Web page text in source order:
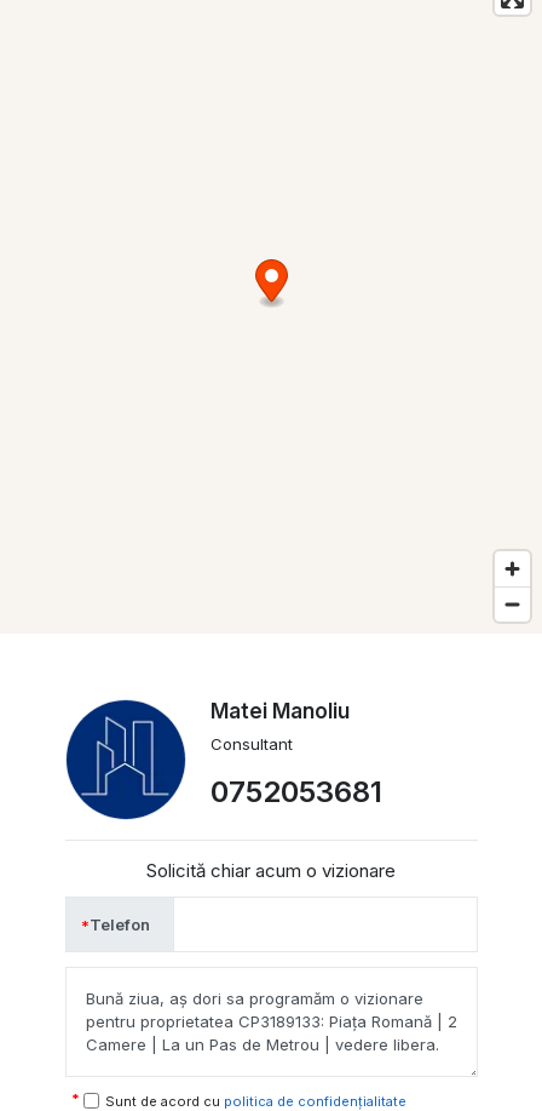
Matei Manoliu
Consultant
0752053681
Solicită chiar acum o vizionare
Telefon
Sunt de acord cu politica de confidențialitate